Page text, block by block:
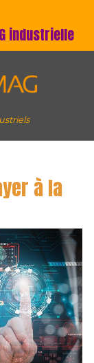
industrielle
à la